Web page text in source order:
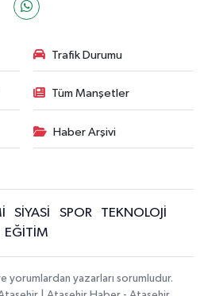
Trafik Durumu
Tüm Manşetler
Haber Arşivi
SİYASİ SPOR
TEKNOLOJİ
EĞİTİM
yorumlardan yazarları sorumludur.